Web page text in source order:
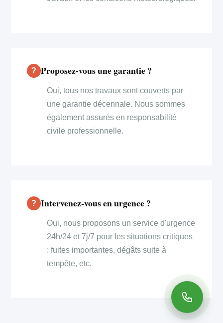
Proposez-vous une garantie ?
Oui, tous nos travaux sont couverts par
une garantie décennale. Nous sommes
également assurés en responsabilité
civile professionnelle.
Intervenez-vous en urgence ?
Oui, nous proposons un service d'urgence
24h/24 et 7j/7 pour les situations critiques
: fuites importantes, dégâts suite à
tempête, etc.